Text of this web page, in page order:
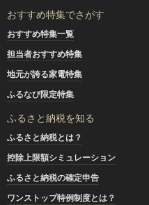
おすすめ特集でさがす
おすすめ特集一覧
担当者おすすめ特集
地元が誇る家電特集
ふるなび限定特集
ふるさと納税を知る
ふるさと納税とは？
控除上限額シミュレーション
ふるさと納税の確定申告
ワンストップ特例制度とは？